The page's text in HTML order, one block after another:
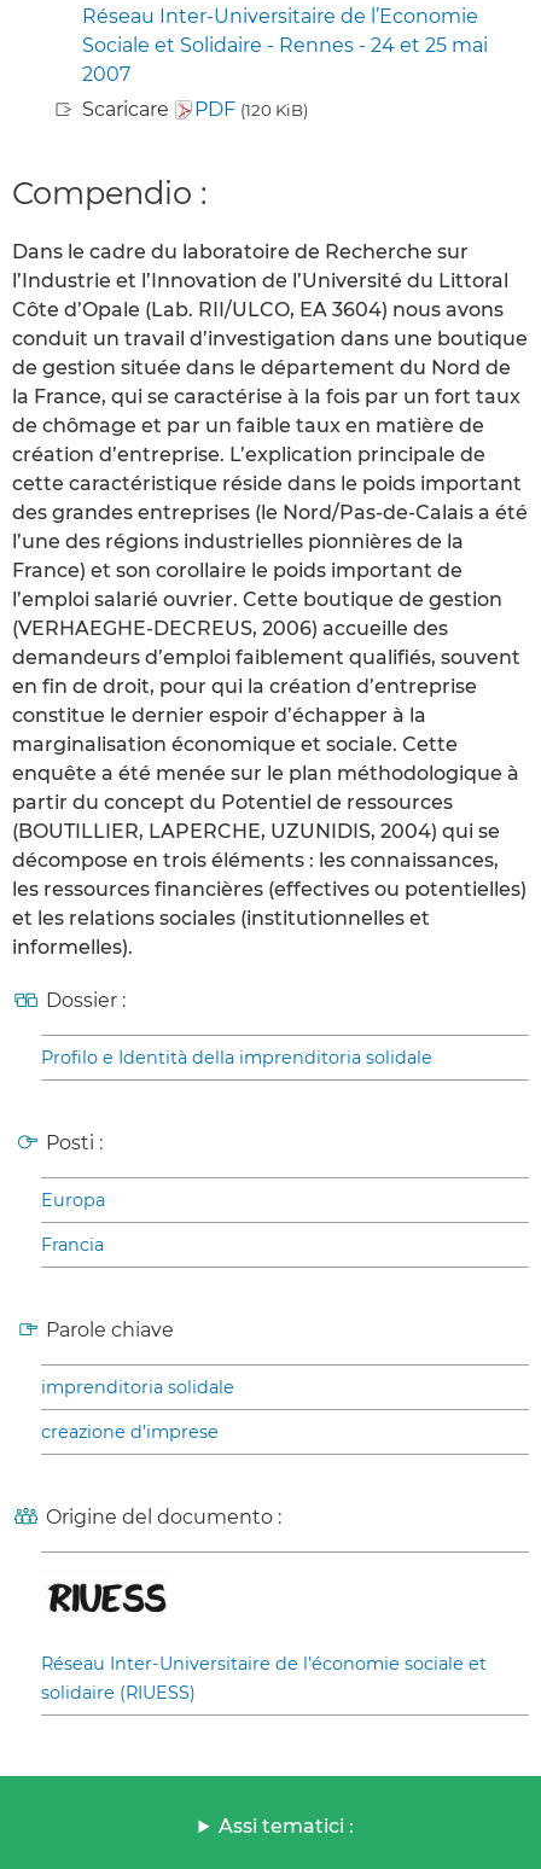
Réseau Inter-Universitaire de l’Economie
Sociale et Solidaire - Rennes - 24 et 25 mai
2007
Scaricare
PDF (120 KiB)
Compendio :
Dans le cadre du laboratoire de Recherche sur
l’Industrie et l’Innovation de l’Université du Littoral
Côte d’Opale (Lab. RII/ULCO, EA 3604) nous avons
conduit un travail d’investigation dans une boutique
de gestion située dans le département du Nord de
la France, qui se caractérise à la fois par un fort taux
de chômage et par un faible taux en matière de
création d’entreprise. L’explication principale de
cette caractéristique réside dans le poids important
des grandes entreprises (le Nord/Pas-de-Calais a été
l’une des régions industrielles pionnières de la
France) et son corollaire le poids important de
l’emploi salarié ouvrier. Cette boutique de gestion
(VERHAEGHE-DECREUS, 2006) accueille des
demandeurs d’emploi faiblement qualifiés, souvent
en fin de droit, pour qui la création d’entreprise
constitue le dernier espoir d’échapper à la
marginalisation économique et sociale. Cette
enquête a été menée sur le plan méthodologique à
partir du concept du Potentiel de ressources
(BOUTILLIER, LAPERCHE, UZUNIDIS, 2004) qui se
décompose en trois éléments : les connaissances,
les ressources financières (effectives ou potentielles)
et les relations sociales (institutionnelles et
informelles).
Dossier :
Profilo e Identità della imprenditoria solidale
Posti :
Europa
Francia
Parole chiave
imprenditoria solidale
creazione d’imprese
Origine del documento :
Réseau Inter-Universitaire de l’économie sociale et
solidaire (RIUESS)
Assi tematici :